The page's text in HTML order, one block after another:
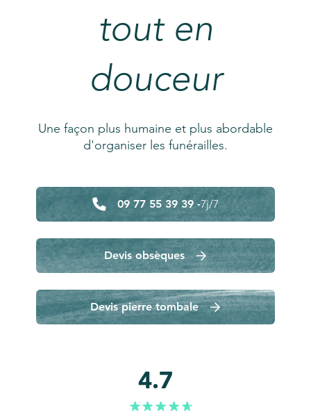
tout en
douceur
Une façon plus humaine et plus abordable
d'organiser les funérailles.
09 77 55 39 39 -7j/7
Devis obsèques
Devis pierre tombale
4.7